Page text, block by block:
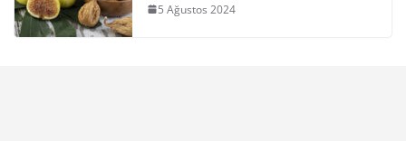
5 Ağustos 2024